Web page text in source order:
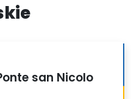
san Nicolo